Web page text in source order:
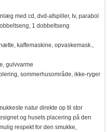
med cd, dvd-afspiller, tv, parabol
1 dobbeltseng
kaffemaskine, opvaskemask.,
gulvvarme
sommerhusområde, ikke-ryger
natur direkte op til stor
og husets placering på den
respekt for den smukke,